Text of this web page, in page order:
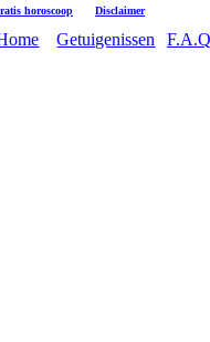
horoscoop Disclaimer
Getuigenissen